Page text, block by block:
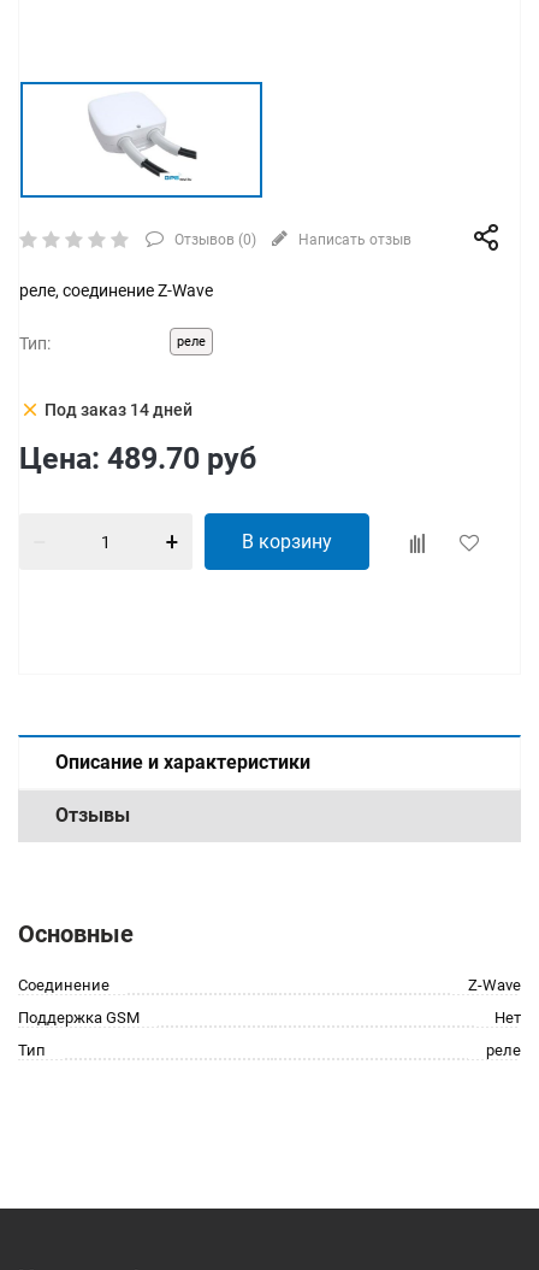
Отзывов (0) Написать отзыв
реле, соединение Z-Wave
Тип: реле
clear Под заказ 14 дней
Цена: 489.70 руб
В корзину
Описание и характеристики
Отзывы
Основные
Соединение
Z-Wave
Поддержка GSM
Нет
Тип
реле